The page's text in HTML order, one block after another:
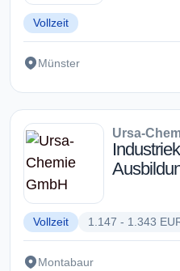
Vollzeit
Münster
Ursa-
Vollzeit 1.147 - 1.343
Montabaur